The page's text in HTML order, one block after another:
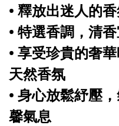
• 釋放出迷人的
• 特選香調，清
• 享受珍貴的奢
天然香氛
• 身心放鬆紓壓
馨氣息